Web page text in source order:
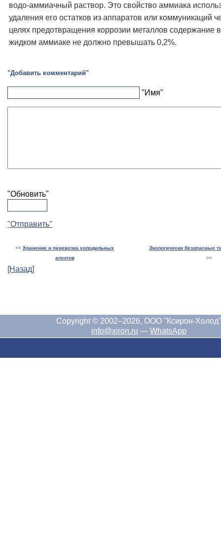
водо-аммиачный раствор. Это свойство аммиака
удаления его остатков из аппаратов или коммуникаций
целях предотвращения коррозии металлов содержание
жидком аммиаке не должно превышать 0,2%.
"Добавить комментарий"
"Имя"
"Обновить"
"Отправить"
<< Хранение и перевозка холодильных
агентов
Экологически безопасные
>>
[Назад]
Copyright © 2002–2026, ООО "Ксирон-Холод"
info@xiron.ru — WhatsApp